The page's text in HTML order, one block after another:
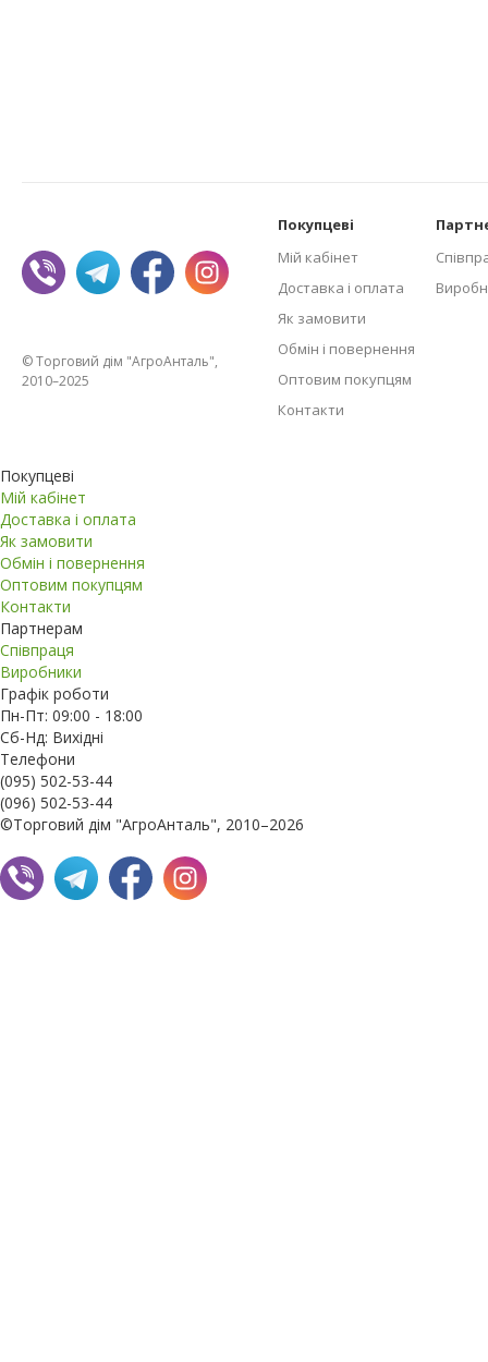
© Торговий дім "АгроАнталь",
2010–2025
Покупцеві
Мій кабінет
Доставка і оплата
Як замовити
Обмін і повернення
Оптовим покупцям
Контакти
Покупцеві
Мій кабінет
Доставка і оплата
Як замовити
Обмін і повернення
Оптовим покупцям
Контакти
Партнерам
Співпраця
Виробники
Графік роботи
Пн-Пт: 09:00 - 18:00
Сб-Нд: Вихідні
Телефони
(095) 502-53-44
(096) 502-53-44
©Торговий дім "АгроАнталь", 2010–2026